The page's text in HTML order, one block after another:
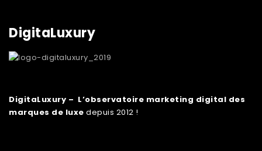
DigitaLuxury
DigitaLuxury – L’observatoire marketing digital des
marques de luxe depuis 2012 !